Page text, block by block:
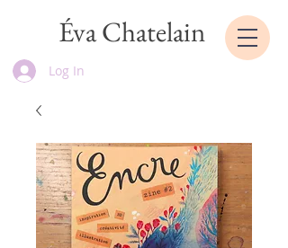
Éva Chatelain
Log In